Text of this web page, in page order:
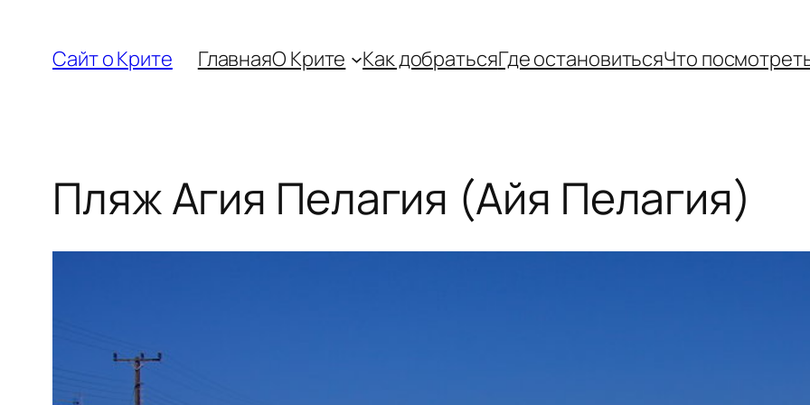
содержимому
Сайт о Крите ГлавнаяО Крите Как добратьсяГде остановитьсяЧто
Пляж Агия Пелагия (Айя Пелагия)